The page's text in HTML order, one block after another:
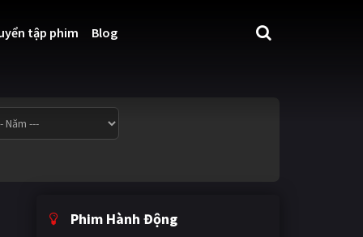
tập phim Blog
Phim Hành Động